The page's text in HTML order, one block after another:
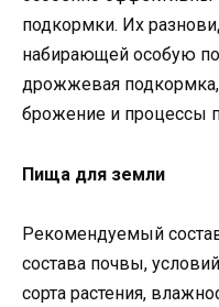
подкормки. Их
набирающей особую
дрожжевая
брожение и процессы
Пища для земли
Рекомендуемый
состава почвы,
сорта растения,